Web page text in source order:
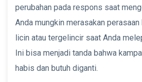
perubahan pada respons saat
Anda mungkin merasakan
licin atau tergelincir saat Anda
Ini bisa menjadi tanda bahwa
habis dan butuh diganti.